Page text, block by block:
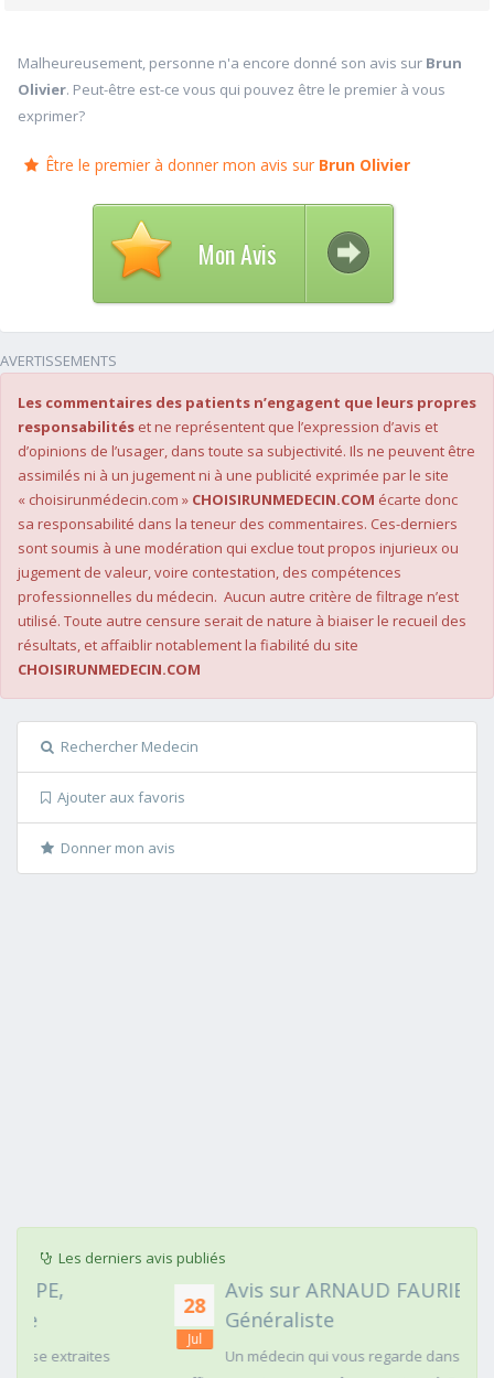
Malheureusement, personne n'a encore donné son avis sur Brun
Olivier. Peut-être est-ce vous qui pouvez être le premier à vous
exprimer?
Être le premier à donner mon avis sur Brun Olivier
Mon Avis
AVERTISSEMENTS
Les commentaires des patients n’engagent que leurs propres
responsabilités et ne représentent que l’expression d’avis et
d’opinions de l’usager, dans toute sa subjectivité. Ils ne peuvent être
assimilés ni à un jugement ni à une publicité exprimée par le site
« choisirunmédecin.com » CHOISIRUNMEDECIN.COM écarte donc
sa responsabilité dans la teneur des commentaires. Ces-derniers
sont soumis à une modération qui exclue tout propos injurieux ou
jugement de valeur, voire contestation, des compétences
professionnelles du médecin. Aucun autre critère de filtrage n’est
utilisé. Toute autre censure serait de nature à biaiser le recueil des
résultats, et affaiblir notablement la fiabilité du site
CHOISIRUNMEDECIN.COM
Rechercher Medecin
Ajouter aux favoris
Donner mon avis
Les derniers avis publiés
Avis sur ARNAUD FAURIE, Médecin
Généraliste
Un médecin qui vous regarde dans les yeux c'est